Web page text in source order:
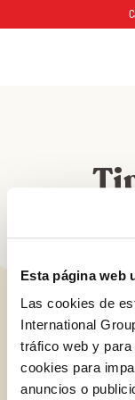
Esta página web
Las cookies de
International
tráfico web y
cookies para
anuncios o